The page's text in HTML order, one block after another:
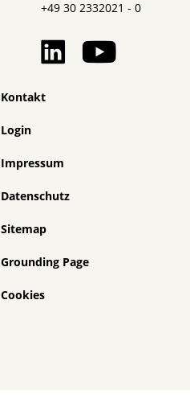
+49 30 2332021 - 0
Kontakt
Login
Impressum
Datenschutz
Sitemap
Grounding Page
Cookies